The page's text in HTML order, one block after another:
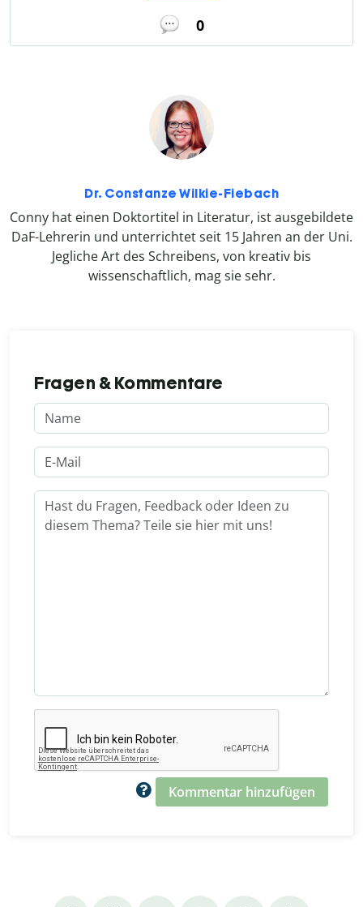
0
Dr. Constanze Wilkie-Fiebach
Conny hat einen Doktortitel in Literatur, ist ausgebildete
DaF-Lehrerin und unterrichtet seit 15 Jahren an der Uni.
Jegliche Art des Schreibens, von kreativ bis
wissenschaftlich, mag sie sehr.
Fragen & Kommentare
Kommentar hinzufügen